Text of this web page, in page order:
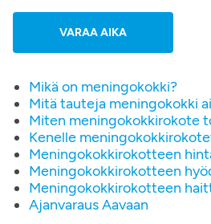
VARAA AIKA
Mikä on meningokokki?
Mitä tauteja meningokokki
Miten meningokokkirokote
Kenelle
Meningokokkirokotteen
Meningokokkirokotteen
Meningokokkirokotteen
Ajanvaraus Aavaan